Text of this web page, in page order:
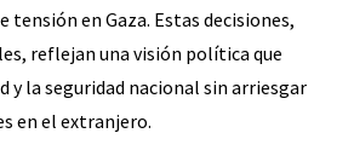
en Gaza. Estas decisiones,
reflejan una visión política que
y la seguridad nacional sin arriesgar
en el extranjero.